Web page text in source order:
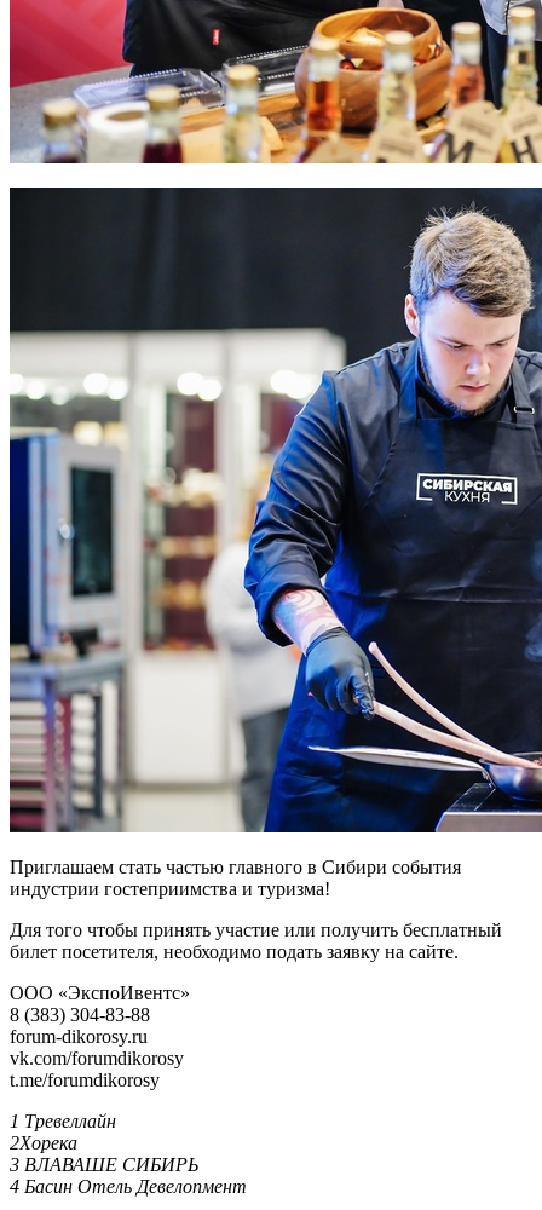
Приглашаем стать частью главного в Сибири события
индустрии гостеприимства и туризма!
Для того чтобы принять участие или получить бесплатный
билет посетителя, необходимо подать заявку на сайте.
ООО «ЭкспоИвентс»
8 (383) 304-83-88
forum-dikorosy.ru
vk.com/forumdikorosy
t.me/forumdikorosy
1 Тревеллайн
2Хорека
3 ВЛАВАШЕ СИБИРЬ
4 Басин Отель Девелопмент